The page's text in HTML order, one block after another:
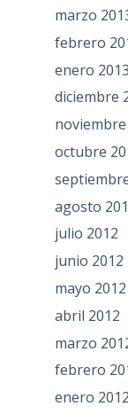
marzo
febrero
enero 2013
diciembre
noviembre
octubre
agosto
julio 2012
junio 2012
mayo 2012
abril 2012
marzo
febrero
enero 2012